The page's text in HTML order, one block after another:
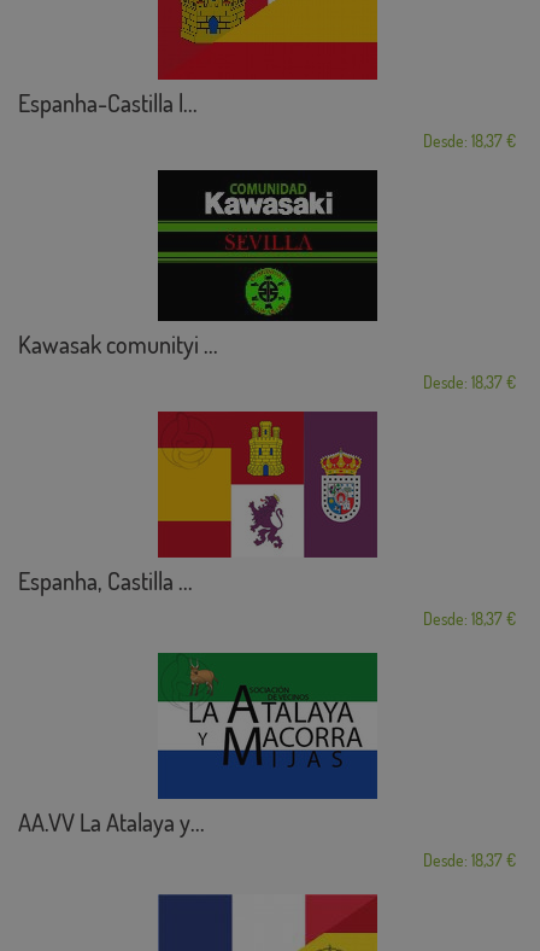
Espanha-Castilla l...
Desde: 18,37 €
Kawasak comunityi ...
Desde: 18,37 €
Espanha, Castilla ...
Desde: 18,37 €
AA.VV La Atalaya y...
Desde: 18,37 €